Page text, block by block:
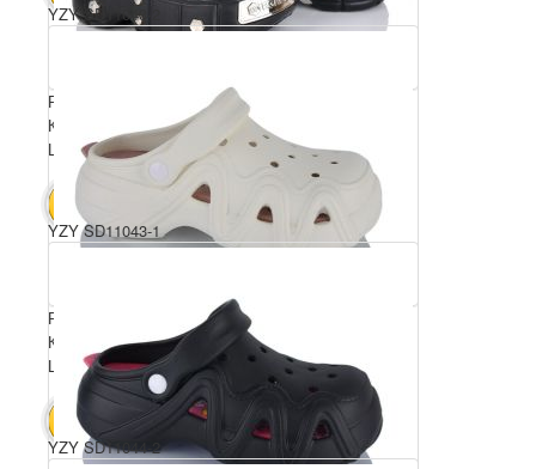
Розмірний ряд: 36-41
Комплектація ящика: 12
Ціна за пару: 350 грн.
В КОШИК 4200 грн.
YZY SD11043-2
Розмірний ряд: 36-41
Комплектація ящика: 12
Ціна за пару: 350 грн.
В КОШИК 4200 грн.
YZY SD11043-1
YZY SD11044-2